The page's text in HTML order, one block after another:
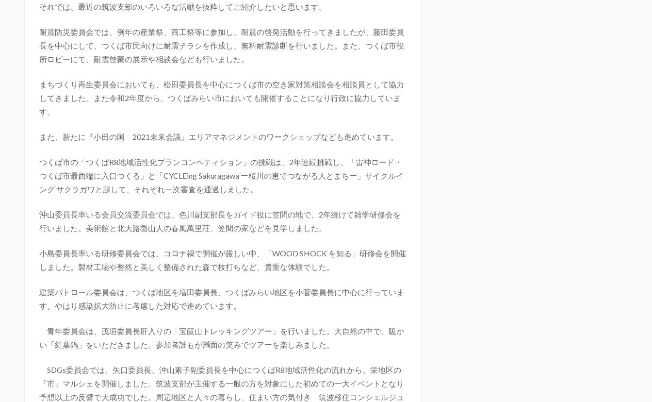
それでは、最近の筑波支部のいろいろな活動を抜粋してご紹介したいと思います。
耐震防災委員会では、例年の産業祭、商工祭等に参加し、耐震の啓発活動を行ってきましたが、藤田委員
長を中心にして、つくば市民向けに耐震チラシを作成し、無料耐震診断を行いました。また、つくば市役
所ロビーにて、耐震啓蒙の展示や相談会なども行いました。
まちづくり再生委員会においても、松田委員長を中心につくば市の空き家対策相談会を相談員として協力
してきました。また令和2年度から、つくばみらい市においても開催することになり行政に協力していま
す。
また、新たに『小田の国 2021未来会議』エリアマネジメントのワークショップなども進めています。
つくば市の「つくばR8地域活性化プランコンペティション」の挑戦は、2年連続挑戦し、「雷神ロード・
つくば市最西端に入口つくる」と「CYCLEing Sakuragawa ー桜川の恵でつながる人とまちー」サイクルイ
ング サクラガワと題して、それぞれ一次審査を通過しました。
沖山委員長率いる会員交流委員会では、色川副支部長をガイド役に笠間の地で、2年続けて雑学研修会を
行いました。美術館と北大路魯山人の春風萬里荘、笠間の家などを見学しました。
小島委員長率いる研修委員会では、コロナ禍で開催が厳しい中、「WOOD SHOCK を知る」研修会を開催
しました。製材工場や整然と美しく整備された森で枝打ちなど、貴重な体験でした。
建築パトロール委員会は、つくば地区を増田委員長、つくばみらい地区を小菅委員長に中心に行っていま
す。やはり感染拡大防止に考慮した対応で進めています。
青年委員会は、茂垣委員長肝入りの「宝篋山トレッキングツアー」を行いました。大自然の中で、暖か
い「紅葉鍋」をいただきました。参加者誰もが満面の笑みでツアーを楽しみました。
SDGs委員会では、矢口委員長、沖山素子副委員長を中心につくばR8地域活性化の流れから、栄地区の
『市』マルシェを開催しました。筑波支部が主催する一般の方を対象にした初めての一大イベントとなり
予想以上の反響で大成功でした。周辺地区と人々の暮らし、住まい方の気付き 筑波移住コンシェルジュ